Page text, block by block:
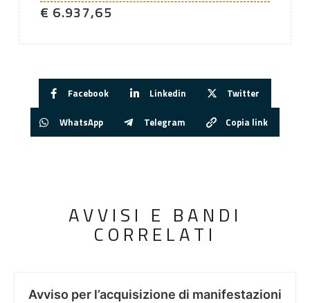
€ 6.937,65
Facebook Linkedin Twitter
WhatsApp Telegram Copia link
AVVISI E BANDI
CORRELATI
Avviso per l’acquisizione di manifestazioni